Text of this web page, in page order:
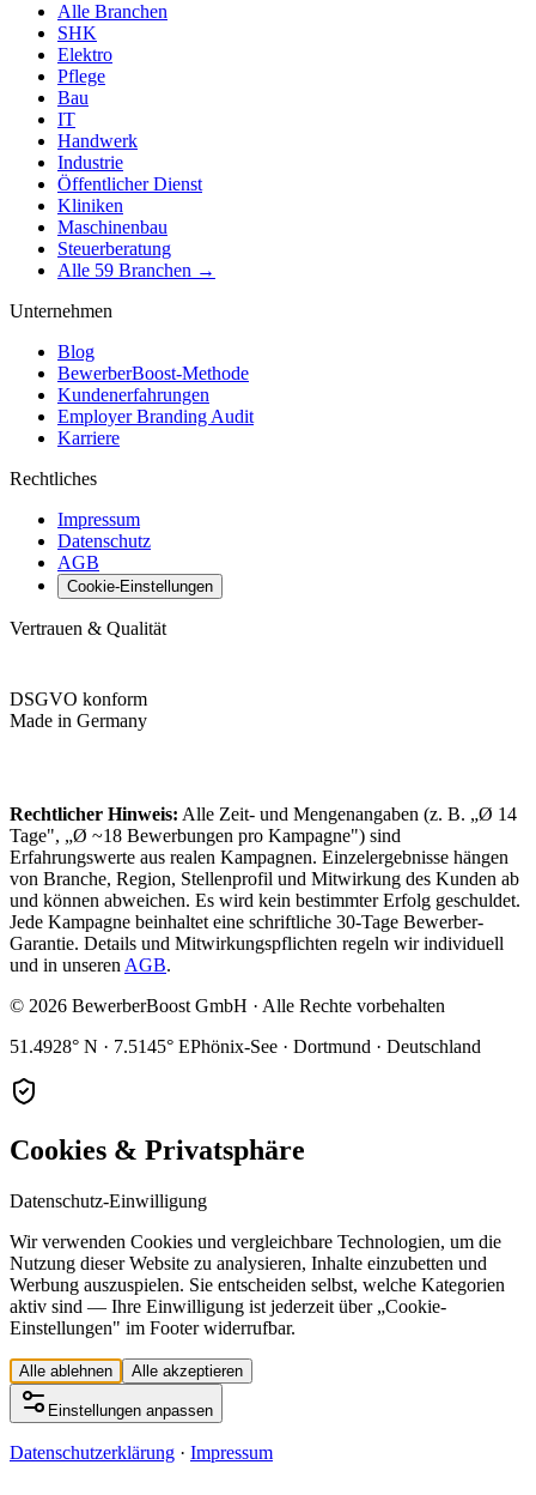
Alle Branchen
SHK
Elektro
Pflege
Bau
IT
Handwerk
Industrie
Öffentlicher Dienst
Kliniken
Maschinenbau
Steuerberatung
Alle 59 Branchen →
Unternehmen
Blog
BewerberBoost-Methode
Kundenerfahrungen
Employer Branding Audit
Karriere
Rechtliches
Impressum
Datenschutz
AGB
Cookie-Einstellungen
Vertrauen & Qualität
DSGVO konform
Made in Germany
Rechtlicher Hinweis: Alle Zeit- und Mengenangaben (z. B. „Ø 14
Tage", „Ø ~18 Bewerbungen pro Kampagne") sind
Erfahrungswerte aus realen Kampagnen. Einzelergebnisse hängen
von Branche, Region, Stellenprofil und Mitwirkung des Kunden ab
und können abweichen. Es wird kein bestimmter Erfolg geschuldet.
Jede Kampagne beinhaltet eine schriftliche 30-Tage Bewerber-
Garantie. Details und Mitwirkungspflichten regeln wir individuell
und in unserenAGB.
© 2026 BewerberBoost GmbH · Alle Rechte vorbehalten
51.4928° N · 7.5145° EPhönix-See · Dortmund · Deutschland
Cookies & Privatsphäre
Datenschutz-Einwilligung
Wir verwenden Cookies und vergleichbare Technologien, um die
Nutzung dieser Website zu analysieren, Inhalte einzubetten und
Werbung auszuspielen. Sie entscheiden selbst, welche Kategorien
aktiv sind — Ihre Einwilligung ist jederzeit über „Cookie-
Einstellungen" im Footer widerrufbar.
Alle ablehnen Alle akzeptieren
Einstellungen anpassen
Datenschutzerklärung · Impressum